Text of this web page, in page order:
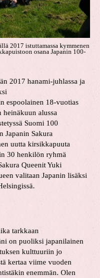
2017 istuttamassa kymmenen
osana Japanin 100-
2017 hanami-juhlassa ja
espoolainen 18-vuotias
alussa
Suomi 100
Japanin Sakura
uutta kirsikkapuuta
30 henkilön ryhmä
Queenit Yuki
valitaan Japanin lisäksi
tarkkaan
on puoliksi japanilainen
kulttuuriin jo
kertaa viime vuoden
enemmän. Olen